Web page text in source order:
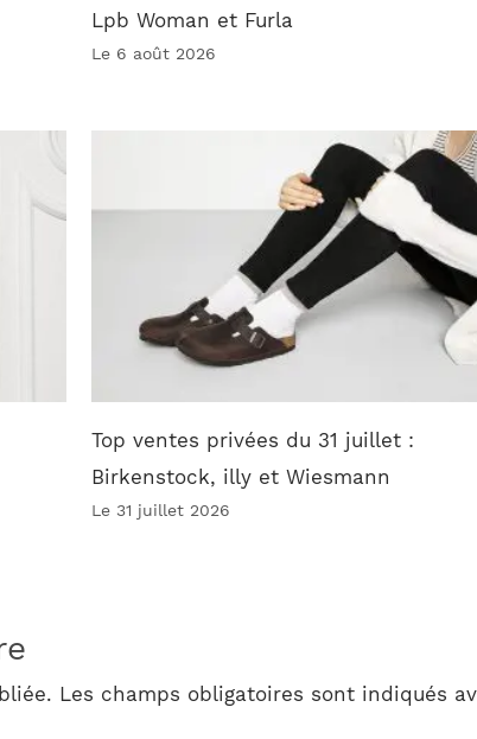
Lpb Woman et Furla
Le 6 août 2026
Top ventes privées du 31 juillet :
Birkenstock, illy et Wiesmann
Le 31 juillet 2026
Les champs obligatoires sont indiqués